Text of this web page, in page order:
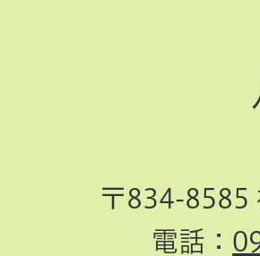
〒834-8585
電話：